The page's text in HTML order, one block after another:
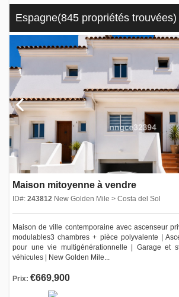
Espagne(845 propriétés trouvées)
Maison mitoyenne à vendre
ID#: 243812 New Golden Mile > Costa del Sol
Maison de ville contemporaine avec ascenseur
modulables3 chambres + pièce polyvalente |
pour une vie multigénérationnelle | Garage et
véhicules | New Golden Mile...
Prix: €669,900